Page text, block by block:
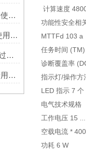
BURKERT流量计工作原理和使用方法说明介绍
诺冠NORGREN气缸的标准使用次数是多少
带您了解ATOS齿轮泵的安装过程和注意事项？
德国BURKERT电磁阀口径所用电磁线圈是否一样
计算速度
功能性安全相
MTTFd 103 a
任务时间
诊断覆盖率
指示灯/操作方
LED 指示 7
电气技术规格
工作电压 15
空载电流 *
功耗 6 W